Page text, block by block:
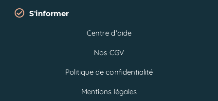
S'informer
Centre d’aide
Nos CGV
Politique de confidentialité
Mentions légales